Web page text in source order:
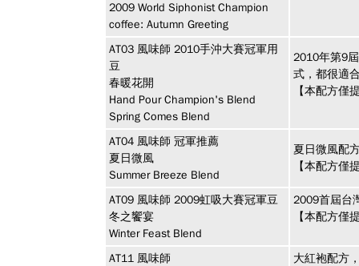
2009 World Siphonist Champion
coffee: Autumn Greeting
AT03 風味師 2010手沖大賽冠軍用
豆
春暖花開
Hand Pour Champion's Blend
Spring Comes Blend
2010年第9
式，都很適
【本配方僅
AT04 風味師 冠軍推薦
夏日微風
Summer Breeze Blend
夏日微風配
【本配方僅
AT09 風味師 2009虹吸大賽冠軍豆
冬之饗宴
Winter Feast Blend
2009首屆台
【本配方僅
AT11 風味師
大紅袍配方